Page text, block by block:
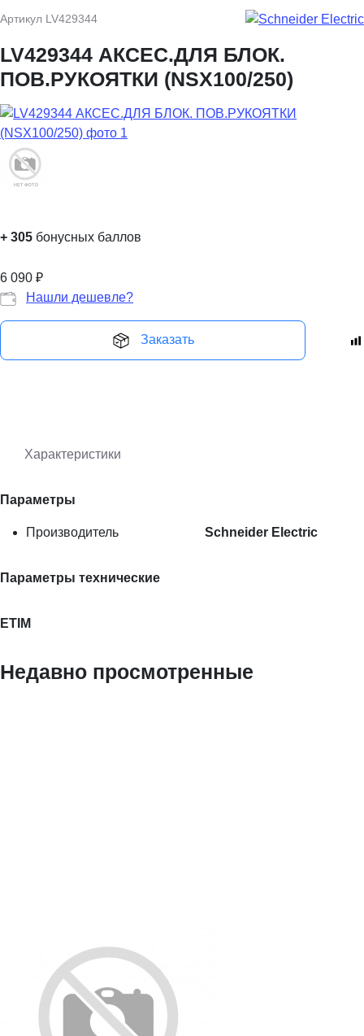
Артикул LV429344
LV429344 АКСЕС.ДЛЯ БЛОК.
ПОВ.РУКОЯТКИ (NSX100/250)
+ 305 бонусных баллов
6 090 ₽
Нашли дешевле?
Заказать
Характеристики
Параметры
Производитель Schneider Electric
Параметры технические
ETIM
Недавно просмотренные